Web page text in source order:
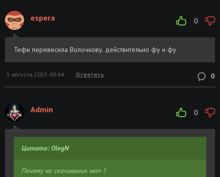
0
espera
Тефи перевесила Волочкову. действительно фу и фу
0
1 августа 2025 00:44 Ответить
0
Admin
Цитата: OlegN
Почему на скачивания нет ?